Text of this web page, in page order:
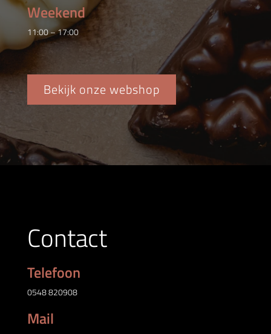
Weekend
11:00 – 17:00
Bekijk onze webshop
Contact
Telefoon
0548 820908
Mail